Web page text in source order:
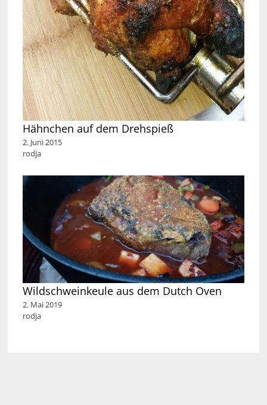
Hähnchen auf dem Drehspieß
2. Juni 2015
rodja
Wildschweinkeule aus dem Dutch Oven
2. Mai 2019
rodja